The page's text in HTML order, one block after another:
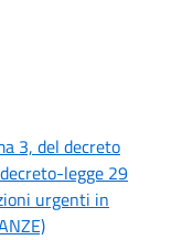
3, del decreto
legge 29
urgenti in